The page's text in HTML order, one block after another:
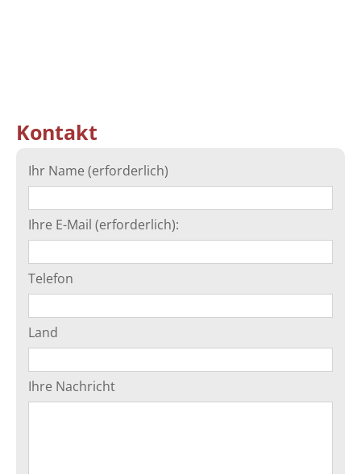
Kontakt
Ihr Name (erforderlich)
Ihre E-Mail (erforderlich):
Telefon
Land
Ihre Nachricht